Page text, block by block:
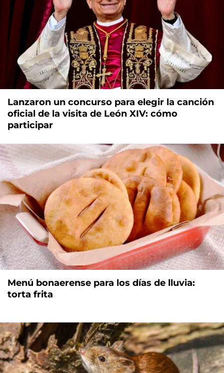
Lanzaron un concurso para elegir la canción
oficial de la visita de León XIV: cómo
participar
Menú bonaerense para los días de lluvia:
torta frita